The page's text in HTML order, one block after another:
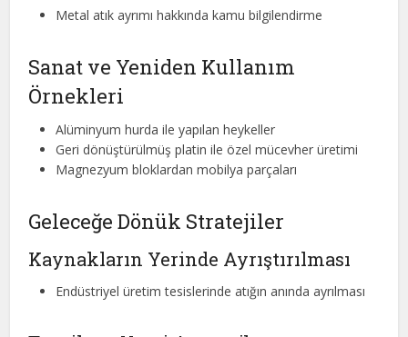
Metal atık ayrımı hakkında kamu bilgilendirme
Sanat ve Yeniden Kullanım
Örnekleri
Alüminyum hurda ile yapılan heykeller
Geri dönüştürülmüş platin ile özel mücevher üretimi
Magnezyum bloklardan mobilya parçaları
Geleceğe Dönük Stratejiler
Kaynakların Yerinde Ayrıştırılması
Endüstriyel üretim tesislerinde atığın anında ayrılması